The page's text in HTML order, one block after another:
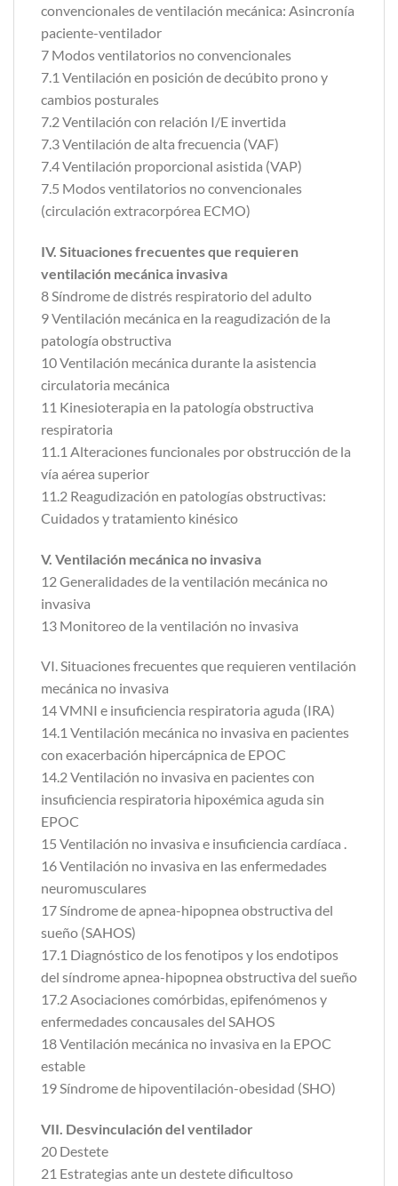
convencionales de ventilación mecánica: Asincronía
paciente-ventilador
7 Modos ventilatorios no convencionales
7.1 Ventilación en posición de decúbito prono y
cambios posturales
7.2 Ventilación con relación I/E invertida
7.3 Ventilación de alta frecuencia (VAF)
7.4 Ventilación proporcional asistida (VAP)
7.5 Modos ventilatorios no convencionales
(circulación extracorpórea ECMO)
IV. Situaciones frecuentes que requieren
ventilación mecánica invasiva
8 Síndrome de distrés respiratorio del adulto
9 Ventilación mecánica en la reagudización de la
patología obstructiva
10 Ventilación mecánica durante la asistencia
circulatoria mecánica
11 Kinesioterapia en la patología obstructiva
respiratoria
11.1 Alteraciones funcionales por obstrucción de la
vía aérea superior
11.2 Reagudización en patologías obstructivas:
Cuidados y tratamiento kinésico
V. Ventilación mecánica no invasiva
12 Generalidades de la ventilación mecánica no
invasiva
13 Monitoreo de la ventilación no invasiva
VI. Situaciones frecuentes que requieren ventilación
mecánica no invasiva
14 VMNI e insuficiencia respiratoria aguda (IRA)
14.1 Ventilación mecánica no invasiva en pacientes
con exacerbación hipercápnica de EPOC
14.2 Ventilación no invasiva en pacientes con
insuficiencia respiratoria hipoxémica aguda sin
EPOC
15 Ventilación no invasiva e insuficiencia cardíaca .
16 Ventilación no invasiva en las enfermedades
neuromusculares
17 Síndrome de apnea-hipopnea obstructiva del
sueño (SAHOS)
17.1 Diagnóstico de los fenotipos y los endotipos
del síndrome apnea-hipopnea obstructiva del sueño
17.2 Asociaciones comórbidas, epifenómenos y
enfermedades concausales del SAHOS
18 Ventilación mecánica no invasiva en la EPOC
estable
19 Síndrome de hipoventilación-obesidad (SHO)
VII. Desvinculación del ventilador
20 Destete
21 Estrategias ante un destete dificultoso